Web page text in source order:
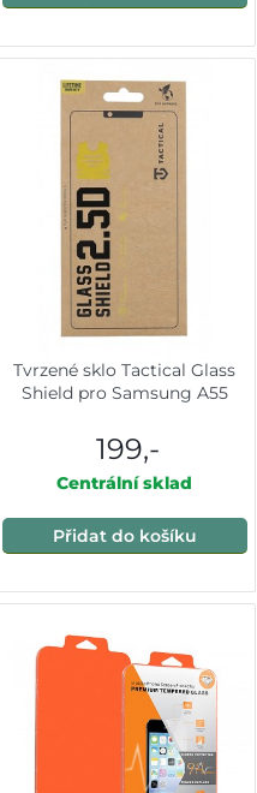
Tvrzené sklo Tactical Glass
Shield pro Samsung A55
199,-
Centrální sklad
Přidat do košíku